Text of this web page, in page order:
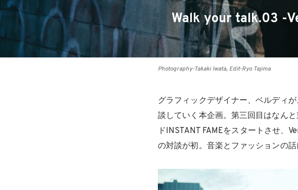
Walk your talk.03 -
Photography-Takaki Iwata, Edit-Ryo Tajima
グラフィックデザイナー、ベルディ
談していく本企画。第三回目はなん
ドINSTANT FAMEをスタートさせ、
の対談が初。音楽とファッションの話